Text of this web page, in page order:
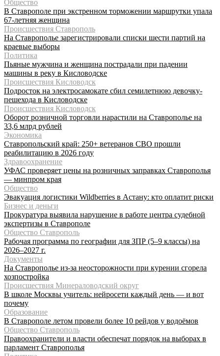
Общество
В Ставрополе при экстренном торможении маршрутки упала
67-летняя женщина
Происшествия Ставрополь
На Ставрополье зарегистрировали списки шести партий на
краевые выборы
Политика
Пьяные мужчина и женщина пострадали при падении
машины в реку в Кисловодске
Происшествия Кисловодск
Подросток на электросамокате сбил семилетнюю девочку-
пешехода в Кисловодске
Происшествия Кисловодск
Оборот розничной торговли нарастили на Ставрополье на
33,6 млрд рублей
Экономика
Ставропольский край: 250+ ветеранов СВО прошли
реабилитацию в 2026 году
Здравоохранение
УФАС проверяет цены на розничных заправках Ставрополья
— минпром края
Общество
Эвакуация логистики Wildberries в Астану: кто оплатит риски
Бизнес и деньги
Прокуратура выявила нарушение в работе центра судебной
экспертизы в Ставрополе
Общество Ставрополь
Рабочая программа по географии для ЗПР (5–9 классы) на
2026–2027 г.
Документы
На Ставрополье из-за неосторожности при курении сгорела
хозпостройка
Происшествия Минераловодский округ
В школе Москвы учитель: нейросети каждый день — и вот
почему
Образование
В Ставрополе летом провели более 10 рейдов у водоёмов
Общество Ставрополь
Правоохранители и власти обеспечат порядок на выборах в
парламент Ставрополья